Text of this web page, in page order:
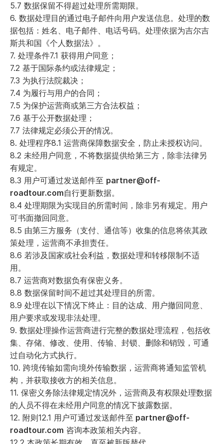
5.7 数据保留不得超过处理所需期限。
6. 数据处理目的通过电子邮件向用户发送信息。处理的数
据包括：姓名、电子邮件、电话号码。处理依据为吉尔吉
斯共和国《个人数据法》。
7. 处理条件7.1 获得用户同意；
7.2 基于国际条约或法律规定；
7.3 为执行法院裁决；
7.4 为履行与用户的合同；
7.5 为保护运营商或第三方合法权益；
7.6 基于公开数据处理；
7.7 法律规定必须公开的情况。
8. 处理程序8.1 运营商保障数据安全，防止未授权访问。
8.2 未经用户同意，不将数据提供给第三方，除非法律另
有规定。
8.3 用户可通过发送邮件至 partner@off-
roadtour.com自行更新数据。
8.4 处理期限为实现目的所需时间，除非另有规定。用户
可书面撤回同意。
8.5 由第三方服务（支付、通信等）收集的信息将依其政
策处理，运营商不承担责任。
8.6 若涉及国家或社会利益，数据处理和转移限制不适
用。
8.7 运营商对数据负有保密义务。
8.8 数据保留时间不超过其处理目的所需。
8.9 处理在以下情况下终止：目的达成、用户撤回同意、
用户要求或发现非法处理。
9. 数据处理操作运营商进行完整的数据处理流程，包括收
集、存储、修改、使用、传输、封锁、删除和销毁，可通
过自动化方式执行。
10. 跨境传输如需向境外传输数据，运营商将通知监管机
构，并获取接收方的相关信息。
11. 保密义务除法律规定情况外，运营商及有权限处理数据
的人员不得在未经用户同意的情况下披露数据。
12. 附则12.1 用户可通过发送邮件至 partner@off-
roadtour.com 咨询本政策相关内容。